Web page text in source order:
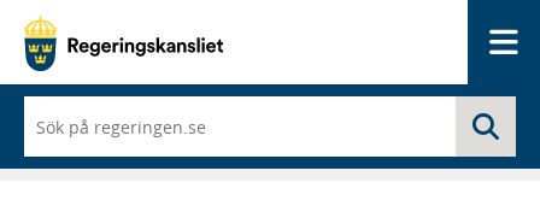
du
börjar
skriva